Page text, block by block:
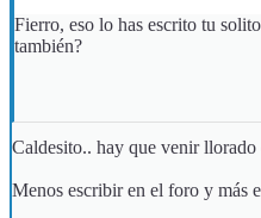
Fierro, eso lo has escrito tu
también?
Caldesito.. hay que venir llorado
Menos escribir en el foro y más